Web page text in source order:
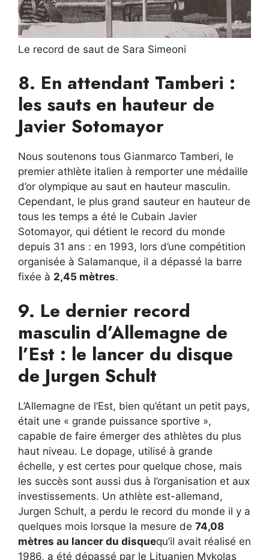
Le record de saut de Sara Simeoni
8. En attendant Tamberi :
les sauts en hauteur de
Javier Sotomayor
Nous soutenons tous Gianmarco Tamberi, le
premier athlète italien à remporter une médaille
d’or olympique au saut en hauteur masculin.
Cependant, le plus grand sauteur en hauteur de
tous les temps a été le Cubain Javier
Sotomayor, qui détient le record du monde
depuis 31 ans : en 1993, lors d’une compétition
organisée à Salamanque, il a dépassé la barre
fixée à 2,45 mètres.
9. Le dernier record
masculin d’Allemagne de
l’Est : le lancer du disque
de Jurgen Schult
L’Allemagne de l’Est, bien qu’étant un petit pays,
était une « grande puissance sportive »,
capable de faire émerger des athlètes du plus
haut niveau. Le dopage, utilisé à grande
échelle, y est certes pour quelque chose, mais
les succès sont aussi dus à l’organisation et aux
investissements. Un athlète est-allemand,
Jurgen Schult, a perdu le record du monde il y a
quelques mois lorsque la mesure de 74,08
mètres au lancer du disquequ’il avait réalisé en
1986, a été dépassé par le Lituanien Mykolas